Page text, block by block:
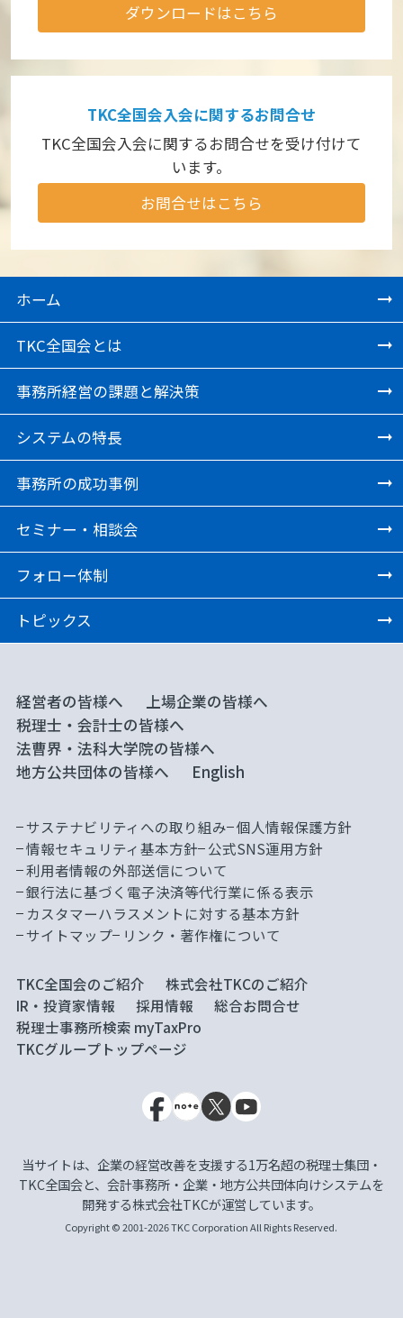
ダウンロードはこちら
TKC全国会入会に関するお問合せ
TKC全国会入会に関するお問合せを受け付けて
います。
お問合せはこちら
ホーム
TKC全国会とは
事務所経営の課題と解決策
システムの特長
事務所の成功事例
セミナー・相談会
フォロー体制
トピックス
経営者の皆様へ
上場企業の皆様へ
税理士・会計士の皆様へ
法曹界・法科大学院の皆様へ
地方公共団体の皆様へ
English
サステナビリティへの取り組み 個人情報保護方針
情報セキュリティ基本方針 公式SNS運用方針
利用者情報の外部送信について
銀行法に基づく電子決済等代行業に係る表示
カスタマーハラスメントに対する基本方針
サイトマップ
リンク・著作権について
TKC全国会のご紹介
株式会社TKCのご紹介
IR・投資家情報
採用情報
総合お問合せ
税理士事務所検索 myTaxPro
TKCグループトップページ
当サイトは、企業の経営改善を支援する1万名超の税理士集団・
TKC全国会と、会計事務所・企業・地方公共団体向けシステムを
開発する株式会社TKCが運営しています。
Copyright © 2001-2026 TKC Corporation All Rights Reserved.